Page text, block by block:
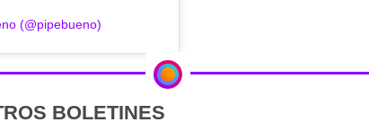
(@pipebueno)
BOLETINES